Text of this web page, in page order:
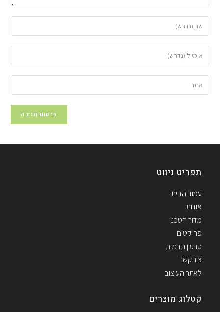
תפריט ניווט
עמוד הבית
אודות
מדור הטכני
פרויקטים
סרטון תדמית
צור קשר
לאתר העיצוב
קטלוג מוצרים